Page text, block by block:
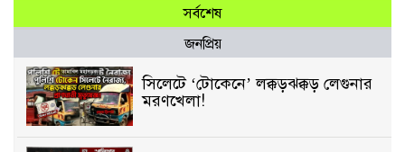
সর্বশেষ
জনপ্রিয়
সিলেটে ‘টোকেনে’ লক্কড়ঝক্কড় লেগুনার
মরণখেলা!